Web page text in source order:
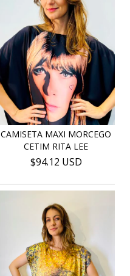
CAMISETA MAXI MORCEGO
CETIM RITA LEE
$94.12 USD